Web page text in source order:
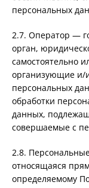
персональных
2.7. Оператор —
орган,
самостоятельно
организующие и/
персональных
обработки
данных,
совершаемые с
2.8.
относящаяся
определяемому